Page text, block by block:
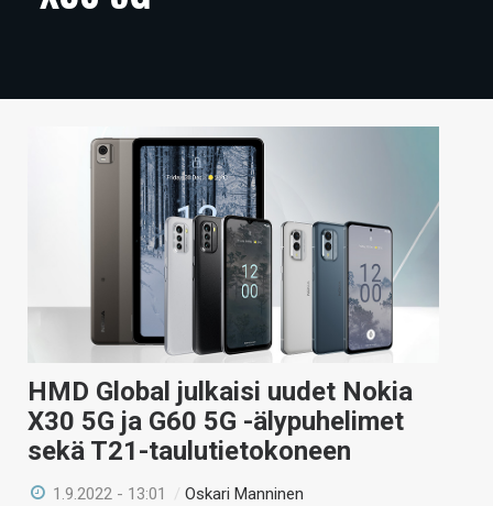
ARTIKKELIT
TECHBBS
VAIHDA TEEMA
HAKU
HMD Global julkaisi uudet Nokia
X30 5G ja G60 5G -älypuhelimet
sekä T21-taulutietokoneen
1.9.2022 - 13:01 /Oskari Manninen